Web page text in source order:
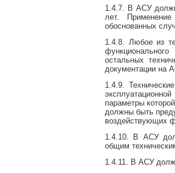
1.4.7. В АСУ
лет.
обоснованных
1.4.8. Любое из
остальных
документации на
1.4.9.
параметры
должны быть
воздействующих
1.4.10. В АСУ
общим
1.4.11. В АСУ